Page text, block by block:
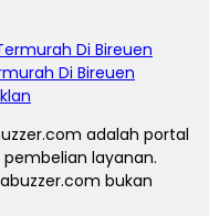
Di Bireuen
adalah portal
layanan.
bukan